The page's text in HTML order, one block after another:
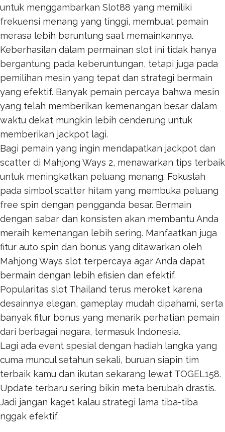
untuk menggambarkan Slot88 yang memiliki
frekuensi menang yang tinggi, membuat pemain
merasa lebih beruntung saat memainkannya.
Keberhasilan dalam permainan slot ini tidak hanya
bergantung pada keberuntungan, tetapi juga pada
pemilihan mesin yang tepat dan strategi bermain
yang efektif. Banyak pemain percaya bahwa mesin
yang telah memberikan kemenangan besar dalam
waktu dekat mungkin lebih cenderung untuk
memberikan jackpot lagi.
Bagi pemain yang ingin mendapatkan jackpot dan
scatter di Mahjong Ways 2, menawarkan tips terbaik
untuk meningkatkan peluang menang. Fokuslah
pada simbol scatter hitam yang membuka peluang
free spin dengan pengganda besar. Bermain
dengan sabar dan konsisten akan membantu Anda
meraih kemenangan lebih sering. Manfaatkan juga
fitur auto spin dan bonus yang ditawarkan oleh
Mahjong Ways slot terpercaya agar Anda dapat
bermain dengan lebih efisien dan efektif.
Popularitas slot Thailand terus meroket karena
desainnya elegan, gameplay mudah dipahami, serta
banyak fitur bonus yang menarik perhatian pemain
dari berbagai negara, termasuk Indonesia.
Lagi ada event spesial dengan hadiah langka yang
cuma muncul setahun sekali, buruan siapin tim
terbaik kamu dan ikutan sekarang lewat TOGEL158.
Update terbaru sering bikin meta berubah drastis.
Jadi jangan kaget kalau strategi lama tiba-tiba
nggak efektif.